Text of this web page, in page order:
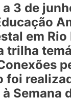
a 3 de
em Rio
trilha
foi
Semana